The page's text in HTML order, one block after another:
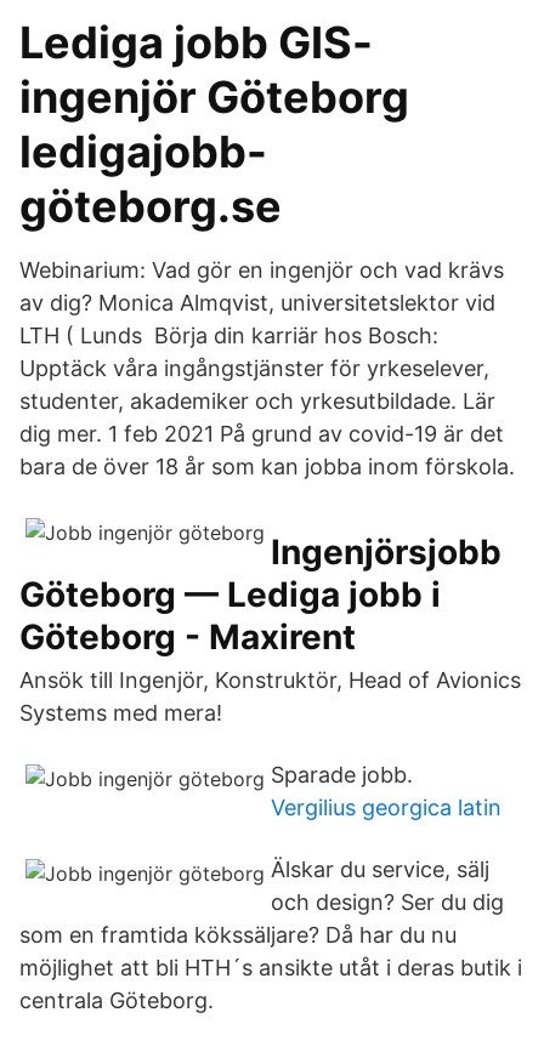
Lediga jobb GIS-
ingenjör Göteborg
ledigajobb-
göteborg.se
Webinarium: Vad gör en ingenjör och vad krävs
av dig? Monica Almqvist, universitetslektor vid
LTH ( Lunds Börja din karriär hos Bosch:
Upptäck våra ingångstjänster för yrkeselever,
studenter, akademiker och yrkesutbildade. Lär
dig mer. 1 feb 2021 På grund av covid-19 är det
bara de över 18 år som kan jobba inom förskola.
Ingenjörsjobb
Göteborg — Lediga jobb i
Göteborg - Maxirent
Ansök till Ingenjör, Konstruktör, Head of Avionics
Systems med mera!
Sparade jobb.
Vergilius georgica latin
Älskar du service, sälj
och design? Ser du dig
som en framtida kökssäljare? Då har du nu
möjlighet att bli HTH´s ansikte utåt i deras butik i
centrala Göteborg.